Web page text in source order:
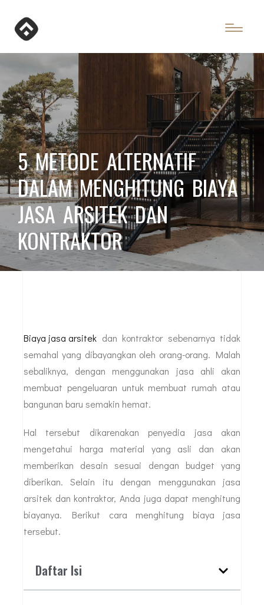
5 METODE ALTERNATIF
DALAM MENGHITUNG BIAYA
JASA ARSITEK DAN
KONTRAKTOR
Biaya jasa arsitek dan kontraktor sebenarnya tidak
semahal yang dibayangkan oleh orang-orang. Malah
sebaliknya, dengan menggunakan jasa ahli akan
membuat pengeluaran untuk membuat rumah atau
bangunan baru semakin hemat.
Hal tersebut dikarenakan penyedia jasa akan
mengetahui harga material yang asli dan akan
memberikan desain sesuai dengan budget yang
diberikan. Selain itu dengan menggunakan jasa
arsitek dan kontraktor, Anda juga dapat menghitung
biayanya. Berikut cara menghitung biaya jasa
tersebut.
Daftar Isi